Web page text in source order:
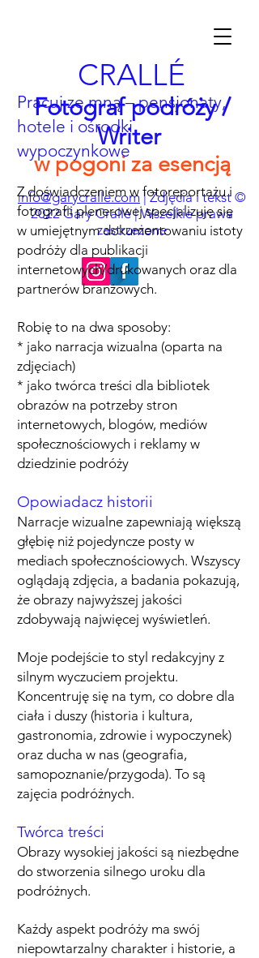
CRALLÉ
Fotograf podróży /
Writer
w pogoni za esencją
info@garycralle.com | Zdjęcia i tekst ©
2022 Gary Crallé | Wszelkie prawa
zastrzeżone
Pracuj ze mną – pensjonaty,
hotele i ośrodki
wypoczynkowe
Z doświadczeniem w fotoreportażu i
fotografii plenerowej specjalizuję się
w umiejętnym dokumentowaniu istoty
podróży dla publikacji
internetowych/drukowanych oraz dla
partnerów branżowych.
Robię to na dwa sposoby:
* jako narracja wizualna (oparta na
zdjęciach)
* jako twórca treści dla bibliotek
obrazów na potrzeby stron
internetowych, blogów, mediów
społecznościowych i reklamy w
dziedzinie podróży
Opowiadacz historii
Narracje wizualne zapewniają większą
głębię niż pojedyncze posty w
mediach społecznościowych. Wszyscy
oglądają zdjęcia, a badania pokazują,
że obrazy najwyższej jakości
zdobywają najwięcej wyświetleń.
Moje podejście to styl redakcyjny z
silnym wyczuciem projektu.
Koncentruję się na tym, co dobre dla
ciała i duszy (historia i kultura,
gastronomia, zdrowie i wypoczynek)
oraz ducha w nas (geografia,
samopoznanie/przygoda). To są
zajęcia podróżnych.
Twórca treści
Obrazy wysokiej jakości są niezbędne
do stworzenia silnego uroku dla
podróżnych.
Każdy aspekt podróży ma swój
niepowtarzalny charakter i historie, a